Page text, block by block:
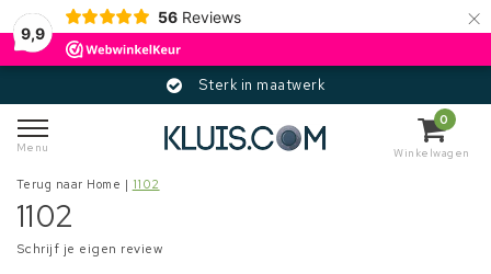
9,9
56 Reviews ×
Sterk in maatwerk
Menu
0
Winkelwagen
Terug naar Home | 1102
1102
Schrijf je eigen review